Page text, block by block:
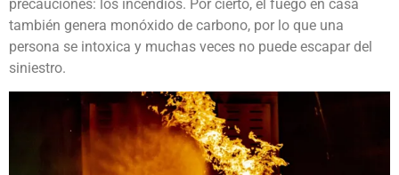
precauciones: los incendios. Por cierto, el fuego en casa
también genera monóxido de carbono, por lo que una
persona se intoxica y muchas veces no puede escapar del
siniestro.